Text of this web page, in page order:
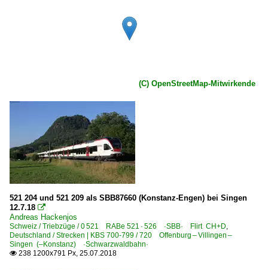
(C) OpenStreetMap-Mitwirkende
521 204 und 521 209 als SBB87660 (Konstanz-Engen) bei Singen
12.7.18 
Andreas Hackenjos
Schweiz / Triebzüge / 0 521 RABe 521 · 526 ·SBB· Flirt CH+D,
Deutschland / Strecken | KBS 700-799 / 720 Offenburg – Villingen –
Singen (–Konstanz) ·Schwarzwaldbahn·
 238 1200x791 Px, 25.07.2018